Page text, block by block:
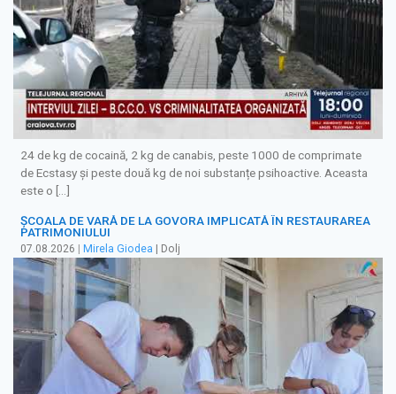
24 de kg de cocaină, 2 kg de canabis, peste 1000 de comprimate
de Ecstasy și peste două kg de noi substanțe psihoactive. Aceasta
este o […]
ȘCOALA DE VARĂ DE LA GOVORA IMPLICATĂ ÎN RESTAURAREA
PATRIMONIULUI
07.08.2026 Mirela Giodea | Dolj